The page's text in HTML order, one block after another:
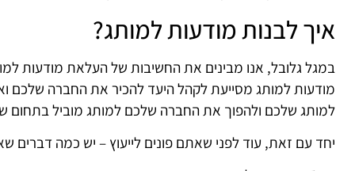
איך לבנות מודעות למותג?
במגל גלובל, אנו מבינים את החשיבות של העלאת מודעות
מודעות למותג מסייעת לקהל היעד להכיר את החברה שלכם
למותג שלכם ולהפוך את החברה שלכם למותג מוביל בתחום
יחד עם זאת, עוד לפני שאתם פונים לייעוץ – יש כמה